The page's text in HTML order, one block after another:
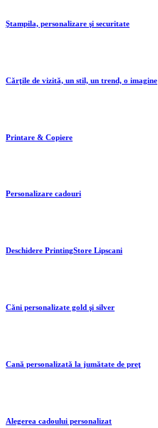
Ştampila, personalizare şi securitate
Cărţile de vizită, un stil, un trend, o imagine
Printare & Copiere
Personalizare cadouri
Deschidere PrintingStore Lipscani
Căni personalizate gold şi silver
Cană personalizată la jumătate de preţ
Alegerea cadoului personalizat